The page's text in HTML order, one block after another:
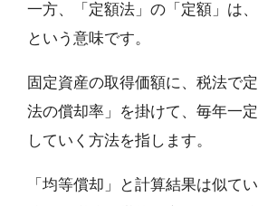
一方、「定額法」の「定額」は、
という意味です。
固定資産の取得価額に、税法で
法の償却率」を掛けて、毎年一
していく方法を指します。
「均等償却」と計算結果は似て